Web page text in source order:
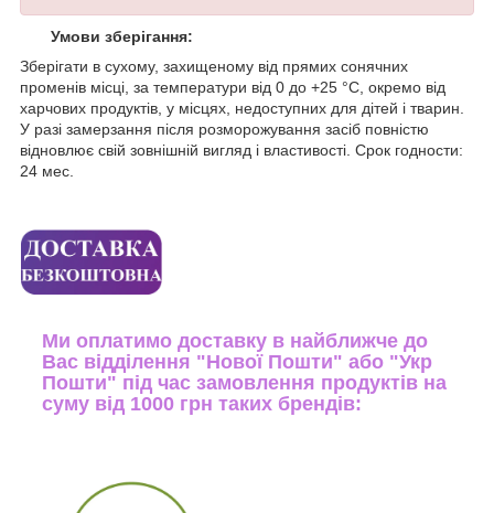
Умови зберігання:
Зберігати в сухому, захищеному від прямих сонячних
променів місці, за температури від 0 до +25 °C, окремо від
харчових продуктів, у місцях, недоступних для дітей і тварин.
У разі замерзання після розморожування засіб повністю
відновлює свій зовнішній вигляд і властивості. Срок годности:
24 мес.
Ми оплатимо доставку в найближче до
Вас відділення "Нової Пошти" або "Укр
Пошти" під час замовлення продуктів на
суму від 1000 грн таких брендів: